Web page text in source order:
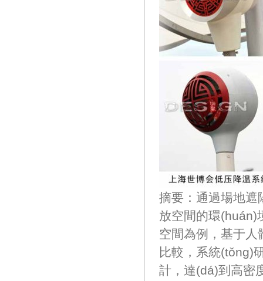
摘要：通過場地遮
放空間的環(huán)
空間為例，基于人
比較，系統
計，達(dá)到